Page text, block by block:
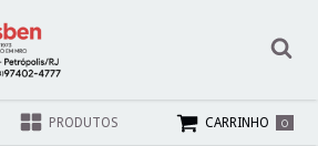
PRODUTOS CARRINHO 0